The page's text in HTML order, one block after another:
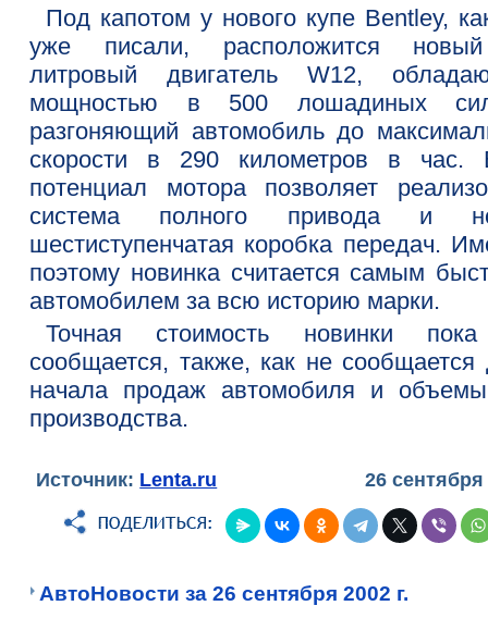
Под капотом у нового купе Bentley,
уже писали, расположится
литровый двигатель W12,
мощностью в 500 лошадиных
разгоняющий автомобиль до
скорости в 290 километров в час.
потенциал мотора позволяет
система полного привода и
шестиступенчатая коробка передач.
поэтому новинка считается самым
автомобилем за всю историю марки.
Точная стоимость новинки
сообщается, также, как не сообщается
начала продаж автомобиля и
производства.
Источник: Lenta.ru 26 сентября
АвтоНовости за 26 сентября 2002 г.